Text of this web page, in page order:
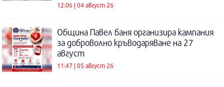
12:06 | 04 август 26
Община Павел баня организира кампания
за доброволно кръводаряване на 27
август
11:47 | 05 август 26